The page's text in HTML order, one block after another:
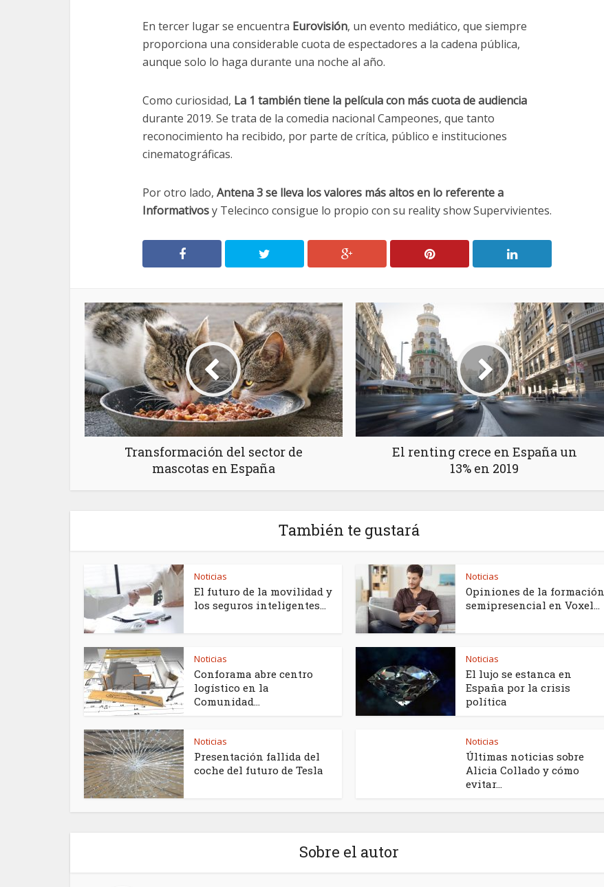
En tercer lugar se encuentra Eurovisión, un evento mediático, que siempre
proporciona una considerable cuota de espectadores a la cadena pública,
aunque solo lo haga durante una noche al año.
Como curiosidad, La 1 también tiene la película con más cuota de audiencia
durante 2019. Se trata de la comedia nacional Campeones, que tanto
reconocimiento ha recibido, por parte de crítica, público e instituciones
cinematográficas.
Por otro lado, Antena 3 se lleva los valores más altos en lo referente a
Informativosy Telecinco consigue lo propio con su reality show Supervivientes.
Transformación del sector de
mascotas en España
El renting crece en España un
13% en 2019
También te gustará
Noticias
El futuro de la movilidad y
los seguros inteligentes...
Noticias
Opiniones de la formación
semipresencial en Voxel...
Noticias
Conforama abre centro
logístico en la
Comunidad...
Noticias
El lujo se estanca en
España por la crisis
política
Noticias
Presentación fallida del
coche del futuro de Tesla
Noticias
Últimas noticias sobre
Alicia Collado y cómo
evitar...
Sobre el autor